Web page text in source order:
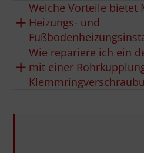
Welche Vorteile bietet
Heizungs- und
Wie repariere ich ein
mit einer